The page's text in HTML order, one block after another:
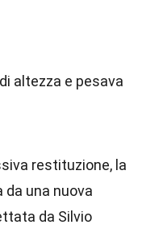
altezza e pesava
restituzione, la
una nuova
da Silvio